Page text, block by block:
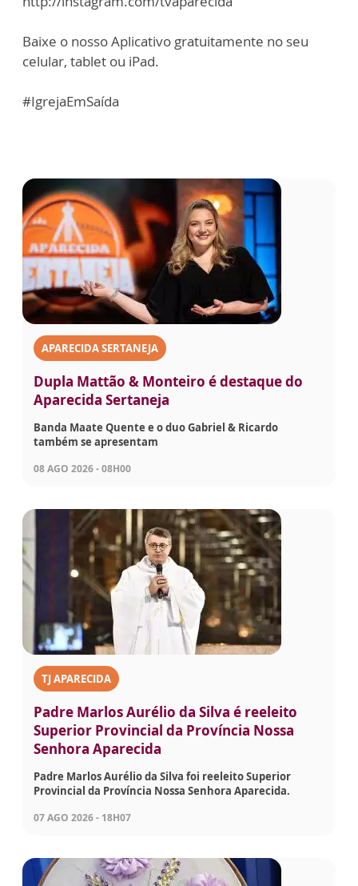
Baixe o nosso Aplicativo gratuitamente no seu
celular, tablet ou iPad.
#IgrejaEmSaída
APARECIDA SERTANEJA
Dupla Mattão & Monteiro é destaque do
Aparecida Sertaneja
Banda Maate Quente e o duo Gabriel & Ricardo
também se apresentam
08 AGO 2026 - 08H00
TJ APARECIDA
Padre Marlos Aurélio da Silva é reeleito
Superior Provincial da Província Nossa
Senhora Aparecida
Padre Marlos Aurélio da Silva foi reeleito Superior
Provincial da Província Nossa Senhora Aparecida.
07 AGO 2026 - 18H07